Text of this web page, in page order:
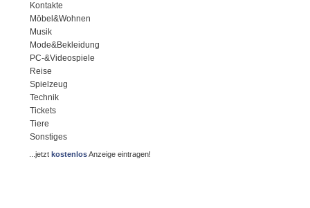
Kontakte
Möbel&Wohnen
Musik
Mode&Bekleidung
PC-&Videospiele
Reise
Spielzeug
Technik
Tickets
Tiere
Sonstiges
...jetztkostenlosAnzeige eintragen!